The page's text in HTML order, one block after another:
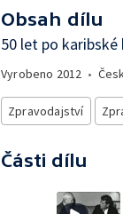
Obsah dílu
50 let po
Vyrobeno 2012 •
Zpravodajství
Části dílu